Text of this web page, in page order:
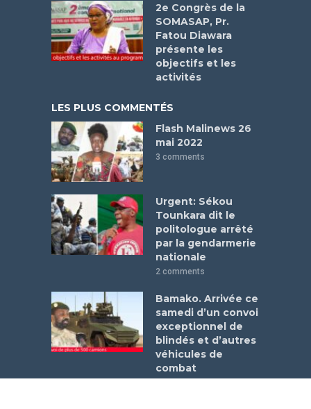
2e Congrès de la
SOMASAP, Pr.
Fatou Diawara
présente les
objectifs et les
activités
LES PLUS COMMENTÉS
Flash Malinews 26
mai 2022
3 comments
Urgent: Sékou
Tounkara dit le
politologue arrêté
par la gendarmerie
nationale
2 comments
Bamako. Arrivée ce
samedi d’un convoi
exceptionnel de
blindés et d’autres
véhicules de
combat